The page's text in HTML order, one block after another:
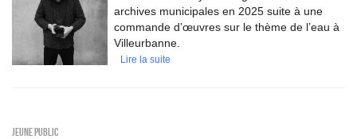
archives municipales en 2025 suite à une
commande d’œuvres sur le thème de l’eau à
Villeurbanne.
Lire la suite
Jeune public